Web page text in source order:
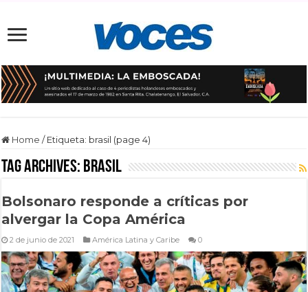
Home / Etiqueta: brasil (page 4)
Tag Archives: brasil
Bolsonaro responde a críticas por
alvergar la Copa América
2 de junio de 2021 América Latina y Caribe 0